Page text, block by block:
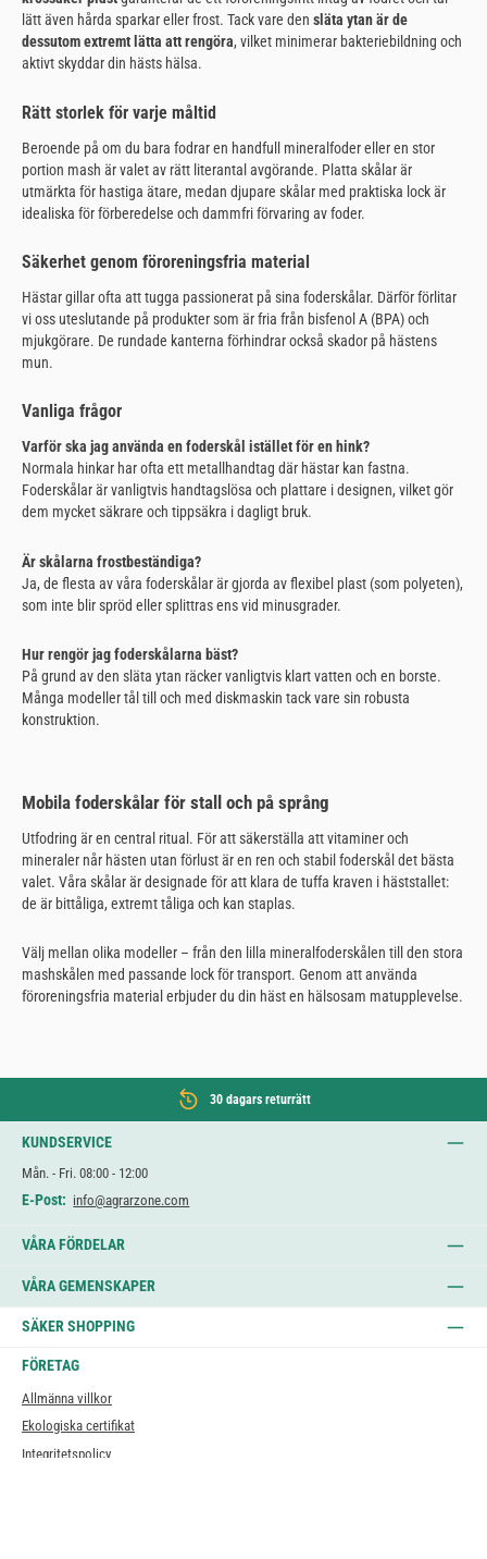
lätt även hårda sparkar eller frost. Tack vare den släta ytan är de
dessutom extremt lätta att rengöra, vilket minimerar bakteriebildning och
aktivt skyddar din hästs hälsa.
Rätt storlek för varje måltid
Beroende på om du bara fodrar en handfull mineralfoder eller en stor
portion mash är valet av rätt literantal avgörande. Platta skålar är
utmärkta för hastiga ätare, medan djupare skålar med praktiska lock är
idealiska för förberedelse och dammfri förvaring av foder.
Säkerhet genom föroreningsfria material
Hästar gillar ofta att tugga passionerat på sina foderskålar. Därför förlitar
vi oss uteslutande på produkter som är fria från bisfenol A (BPA) och
mjukgörare. De rundade kanterna förhindrar också skador på hästens
mun.
Vanliga frågor
Varför ska jag använda en foderskål istället för en hink?
Normala hinkar har ofta ett metallhandtag där hästar kan fastna.
Foderskålar är vanligtvis handtagslösa och plattare i designen, vilket gör
dem mycket säkrare och tippsäkra i dagligt bruk.
Är skålarna frostbeständiga?
Ja, de flesta av våra foderskålar är gjorda av flexibel plast (som polyeten),
som inte blir spröd eller splittras ens vid minusgrader.
Hur rengör jag foderskålarna bäst?
På grund av den släta ytan räcker vanligtvis klart vatten och en borste.
Många modeller tål till och med diskmaskin tack vare sin robusta
konstruktion.
Mobila foderskålar för stall och på språng
Utfodring är en central ritual. För att säkerställa att vitaminer och
mineraler når hästen utan förlust är en ren och stabil foderskål det bästa
valet. Våra skålar är designade för att klara de tuffa kraven i häststallet:
de är bittåliga, extremt tåliga och kan staplas.
Välj mellan olika modeller – från den lilla mineralfoderskålen till den stora
mashskålen med passande lock för transport. Genom att använda
föroreningsfria material erbjuder du din häst en hälsosam matupplevelse.
30 dagars returrätt
KUNDSERVICE
Mån. - Fri. 08:00 - 12:00
E-Post: info@agrarzone.com
VÅRA FÖRDELAR
VÅRA GEMENSKAPER
SÄKER SHOPPING
FÖRETAG
Allmänna villkor
Ekologiska certifikat
Integritetspolicy